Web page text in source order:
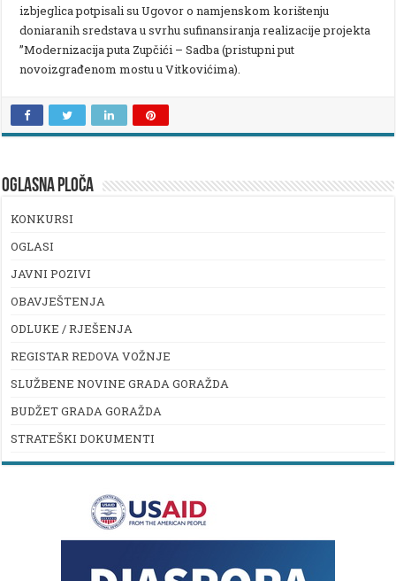
izbjeglica potpisali su Ugovor o namjenskom korištenju
doniaranih sredstava u svrhu sufinansiranja realizacije projekta
”Modernizacija puta Zupčići – Sadba (pristupni put
novoizgrađenom mostu u Vitkovićima).
OGLASNA PLOČA
KONKURSI
OGLASI
JAVNI POZIVI
OBAVJEŠTENJA
ODLUKE / RJEŠENJA
REGISTAR REDOVA VOŽNJE
SLUŽBENE NOVINE GRADA GORAŽDA
BUDŽET GRADA GORAŽDA
STRATEŠKI DOKUMENTI